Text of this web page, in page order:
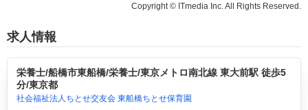
Copyright © ITmedia Inc. All Rights Reserved.
求人情報
栄養士/船橋市東船橋/栄養士/東京メトロ南北線 東大前駅 徒歩5
分/東京都
社会福祉法人ちとせ交友会 東船橋ちとせ保育園